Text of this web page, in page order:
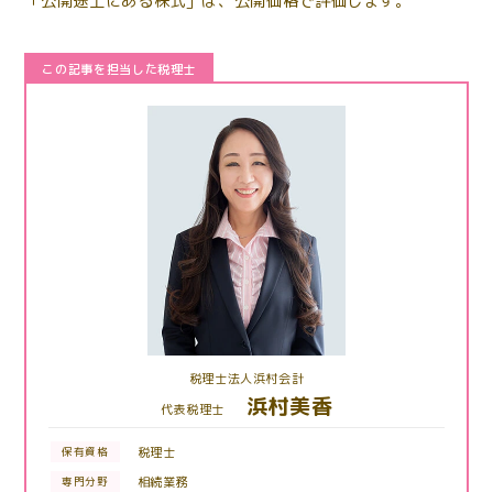
この記事を担当した税理士
税理士法人浜村会計
代表税理士
浜村美香
保有資格 税理士
専門分野 相続業務